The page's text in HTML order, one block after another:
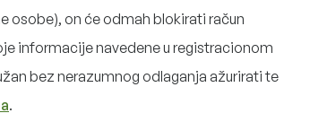
osobe), on će odmah blokirati račun
informacije navedene u registracionom
bez nerazumnog odlaganja ažurirati te
.